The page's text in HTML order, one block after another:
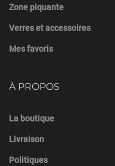
Zone piquante
Verres et accessoires
Mes favoris
À PROPOS
La boutique
Livraison
Politiques